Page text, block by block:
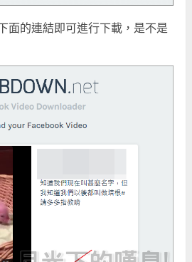
面的連結即可進行下載，是不是